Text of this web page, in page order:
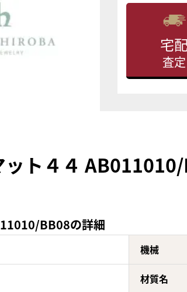
宅
査定
ット４４
BB08の詳細
機械
材質名